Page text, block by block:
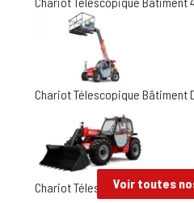
Chariot Télescopique Bâtiment
Chariot Télescopique Bâtiment
Voir toutes